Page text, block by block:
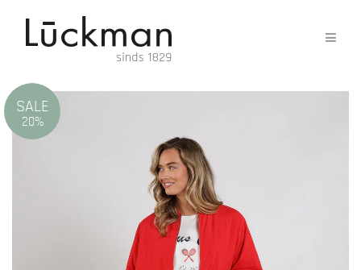
SALE
20%